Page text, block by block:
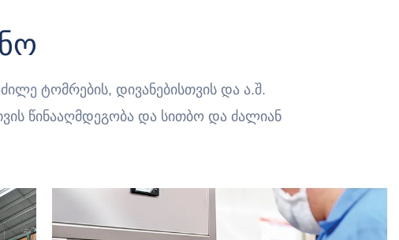
ტომრების, დივანებისთვის და ა.შ.
წინააღმდეგობა და სითბო და ძალიან